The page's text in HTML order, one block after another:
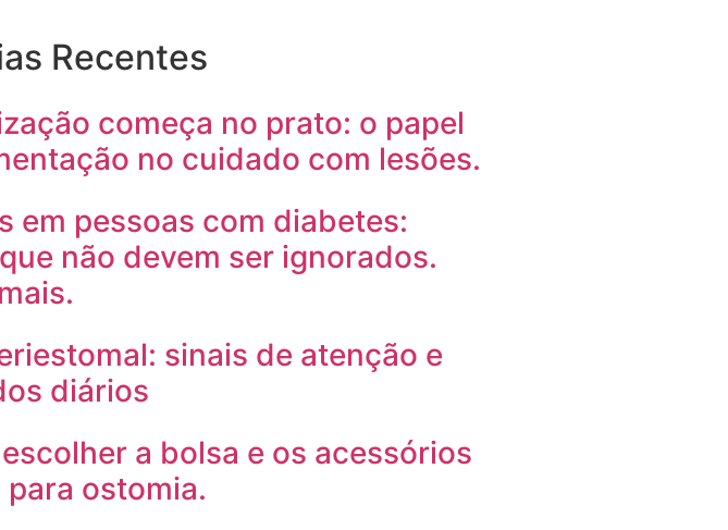
Recentes
começa no prato: o papel
no cuidado com lesões.
em pessoas com diabetes:
não devem ser ignorados.
sinais de atenção e
diários
a bolsa e os acessórios
ostomia.